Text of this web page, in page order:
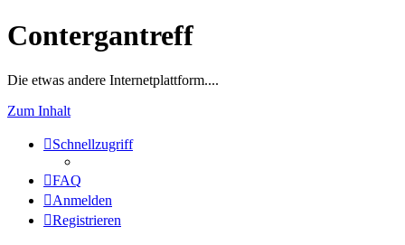
Contergantreff
Die etwas andere Internetplattform....
Zum Inhalt
Schnellzugriff
FAQ
Anmelden
Registrieren